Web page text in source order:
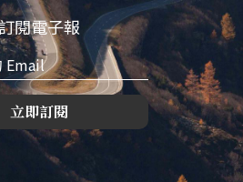
閱電子報
立即訂閱